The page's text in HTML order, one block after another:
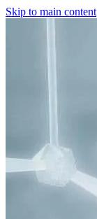
Skip to main content